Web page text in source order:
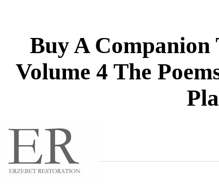
Buy A Companion
Volume 4 The